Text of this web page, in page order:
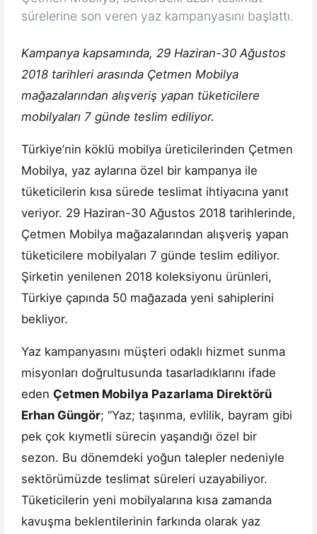
sürelerine son veren yaz kampanyasını başlattı.
Kampanya kapsamında, 29 Haziran-30 Ağustos
2018 tarihleri arasında Çetmen Mobilya
mağazalarından alışveriş yapan tüketicilere
mobilyaları 7 günde teslim ediliyor.
Türkiye’nin köklü mobilya üreticilerinden Çetmen
Mobilya, yaz aylarına özel bir kampanya ile
tüketicilerin kısa sürede teslimat ihtiyacına yanıt
veriyor. 29 Haziran-30 Ağustos 2018 tarihlerinde,
Çetmen Mobilya mağazalarından alışveriş yapan
tüketicilere mobilyaları 7 günde teslim ediliyor.
Şirketin yenilenen 2018 koleksiyonu ürünleri,
Türkiye çapında 50 mağazada yeni sahiplerini
bekliyor.
Yaz kampanyasını müşteri odaklı hizmet sunma
misyonları doğrultusunda tasarladıklarını ifade
eden Çetmen Mobilya Pazarlama Direktörü
Erhan Güngör; “Yaz; taşınma, evlilik, bayram gibi
pek çok kıymetli sürecin yaşandığı özel bir
sezon. Bu dönemdeki yoğun talepler nedeniyle
sektörümüzde teslimat süreleri uzayabiliyor.
Tüketicilerin yeni mobilyalarına kısa zamanda
kavuşma beklentilerinin farkında olarak yaz